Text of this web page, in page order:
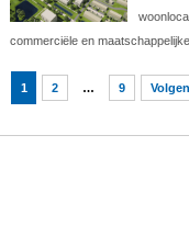
commerciële en
1 2 … 9